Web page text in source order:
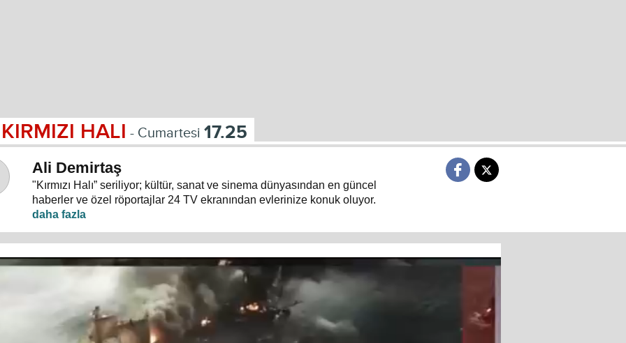
KIRMIZI HALI - Cumartesi 17.25
Ali Demirtaş
"Kırmızı Halı” seriliyor; kültür, sanat ve sinema dünyasından en güncel
haberler ve özel röportajlar 24 TV ekranından evlerinize konuk oluyor.